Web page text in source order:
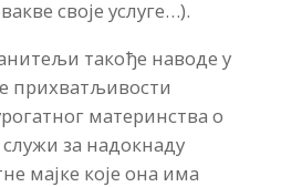
своје услуге…).
такође наводе у
прихватљивости
материнства о
за надокнаду
мајке које она има